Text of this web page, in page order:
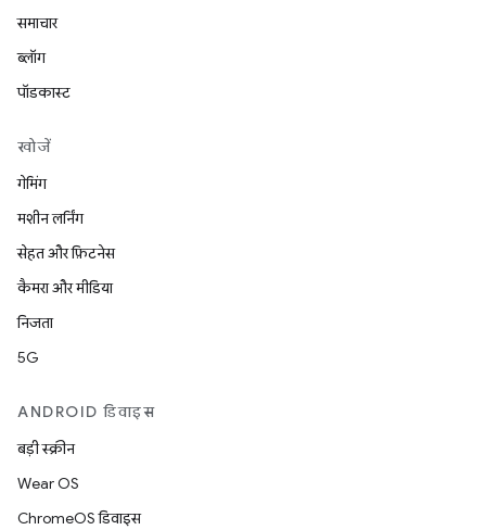
समाचार
ब्लॉग
पॉडकास्ट
खोजें
गेमिंग
मशीन लर्निंग
सेहत और फ़िटनेस
कैमरा और मीडिया
निजता
5G
ANDROID डिवाइस
बड़ी स्क्रीन
Wear OS
ChromeOS डिवाइस